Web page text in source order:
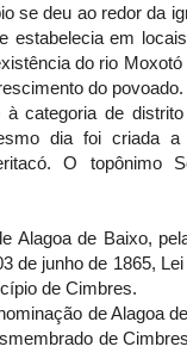
se deu ao redor da
estabelecia em
do rio Moxotó
do povoado.
categoria de
dia foi criada a
O topônimo
Alagoa de Baixo,
de junho de 1865,
de Cimbres.
de Alagoa
de